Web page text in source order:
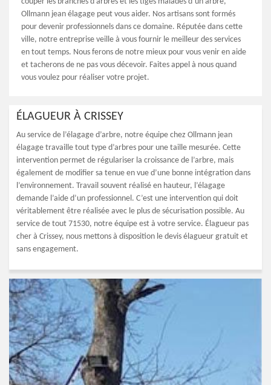
Ollmann jean élagage peut vous aider. Nos artisans sont formés
pour devenir professionnels dans ce domaine. Réputée dans cette
ville, notre entreprise veille à vous fournir le meilleur des services
en tout temps. Nous ferons de notre mieux pour vous venir en aide
et tacherons de ne pas vous décevoir. Faites appel à nous quand
vous voulez pour réaliser votre projet.
ÉLAGUEUR À CRISSEY
Au service de l’élagage d’arbre, notre équipe chez Ollmann jean
élagage travaille tout type d’arbres pour une taille mesurée. Cette
intervention permet de régulariser la croissance de l’arbre, mais
également de modifier sa tenue en vue d’une bonne intégration dans
l’environnement. Travail souvent réalisé en hauteur, l’élagage
demande l’aide d’un professionnel. C’est une intervention qui doit
véritablement être réalisée avec le plus de sécurisation possible. Au
service de tout 71530, notre équipe est à votre service. Élagueur pas
cher à Crissey, nous mettons à disposition le devis élagueur gratuit et
sans engagement.